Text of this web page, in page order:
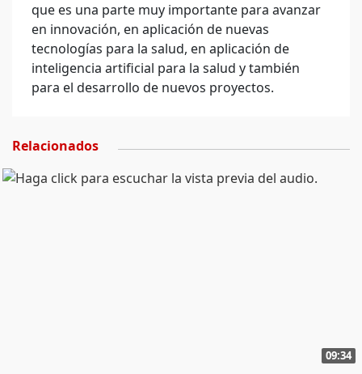
que es una parte muy importante para avanzar
en innovación, en aplicación de nuevas
tecnologías para la salud, en aplicación de
inteligencia artificial para la salud y también
para el desarrollo de nuevos proyectos.
Relacionados
09:34